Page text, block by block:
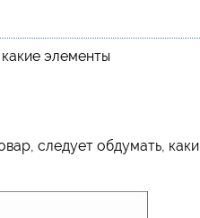
элементы
следует обдумать,